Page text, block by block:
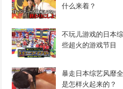
什么来着？
不玩儿游戏的日本
些超火的游戏节目
暴走日本综艺风靡
是怎样火起来的？